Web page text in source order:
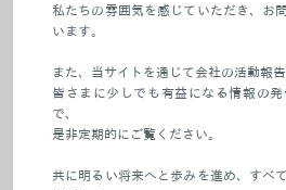
私たちの雰囲気を感じていただき、お
います。
また、当サイトを通じて会社の活動報
皆さまに少しでも有益になる情報の
で、
是非定期的にご覧ください。
共に明るい将来へと歩みを進め、すべ